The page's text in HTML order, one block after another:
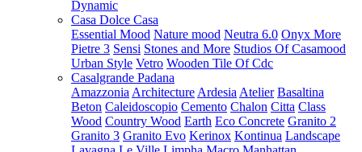
Dynamic
Casa Dolce Casa
Essential Mood Nature mood Neutra 6.0 Onyx More
Pietre 3 Sensi Stones and More Studios Of Casamood
Urban Style Vetro Wooden Tile Of Cdc
Casalgrande Padana
Amazzonia Architecture Ardesia Atelier Basaltina
Beton Caleidoscopio Cemento Chalon Citta Class
Wood Country Wood Earth Eco Concrete Granito 2
Granito 3 Granito Evo Kerinox Kontinua Landscape